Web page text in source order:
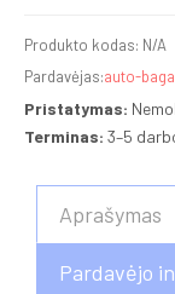
Vector
L
Produkto kodas: N/A
Pardavėjas:auto-
Pristatymas:
Terminas: 3–5
Aprašymas
Pardavėjo